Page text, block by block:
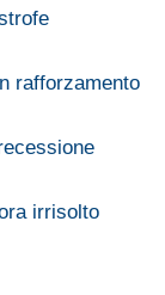
rafforzamento
irrisolto